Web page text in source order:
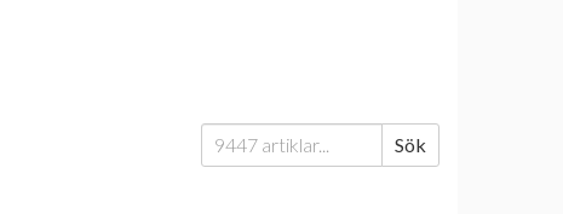
Sök
efter:
Sök